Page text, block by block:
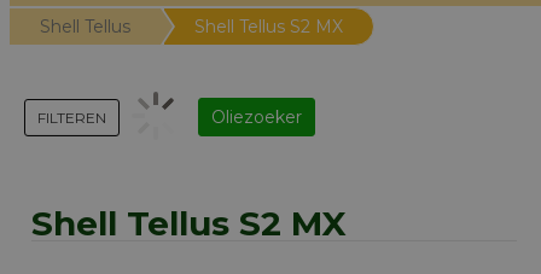
Shell Tellus
Shell Tellus S2 MX
Shell Tellus S2 MX
FILTEREN Oliezoeker